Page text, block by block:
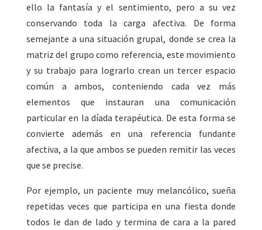
ello la fantasía y el sentimiento, pero a su vez
conservando toda la carga afectiva. De forma
semejante a una situación grupal, donde se crea la
matriz del grupo como referencia, este movimiento
y su trabajo para lograrlo crean un tercer espacio
común a ambos, conteniendo cada vez más
elementos que instauran una comunicación
particular en la díada terapéutica. De esta forma se
convierte además en una referencia fundante
afectiva, a la que ambos se pueden remitir las veces
que se precise.
Por ejemplo, un paciente muy melancólico, sueña
repetidas veces que participa en una fiesta donde
todos le dan de lado y termina de cara a la pared